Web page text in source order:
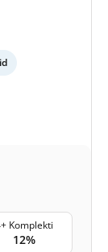
Komplekti
12%